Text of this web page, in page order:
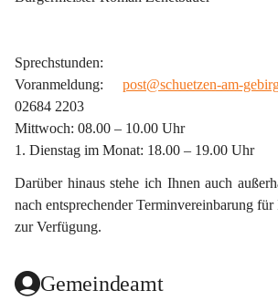
Sprechstunden:
Voranmeldung: post@schuetzen-am-
02684 2203
Mittwoch: 08.00 – 10.00 Uhr
1. Dienstag im Monat: 18.00 – 19.00 Uhr
Darüber hinaus stehe ich Ihnen auch
nach entsprechender Terminvereinbarung
zur Verfügung.
Gemeindeamt